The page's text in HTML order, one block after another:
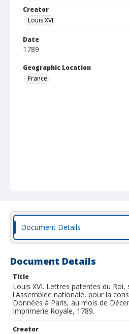
Creator
Louis XVI
Date
1789
Geographic Location
France
Document Details
Document Details
Title
Louis XVI. Lettres patentes du Roi,
l'Assemblee nationale, pour la
Données à Paris, au mois de
Imprimerie Royale, 1789.
Creator